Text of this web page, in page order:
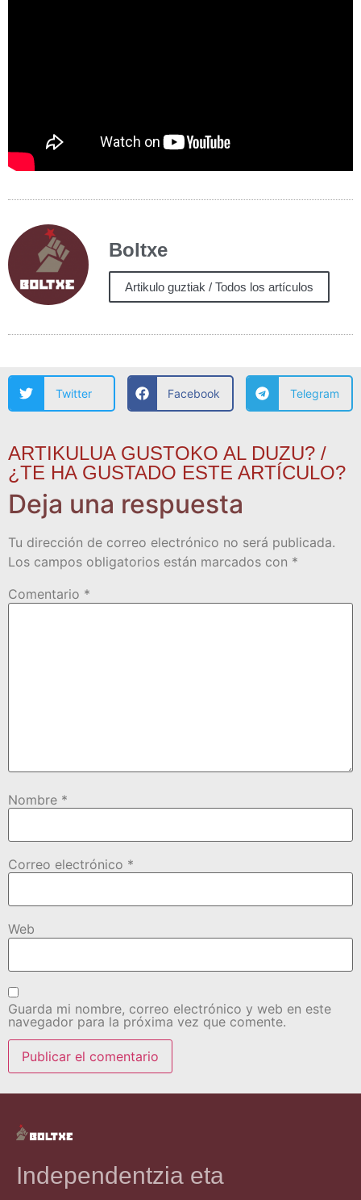
Boltxe
Artikulo guztiak / Todos los artículos
Twitter Facebook Telegram
ARTIKULUA GUSTOKO AL DUZU? /
¿TE HA GUSTADO ESTE ARTÍCULO?
Deja una respuesta
Tu dirección de correo electrónico no será publicada.
Los campos obligatorios están marcados con *
Comentario *
Nombre *
Correo electrónico *
Web
Guarda mi nombre, correo electrónico y web en este
navegador para la próxima vez que comente.
Independentzia eta